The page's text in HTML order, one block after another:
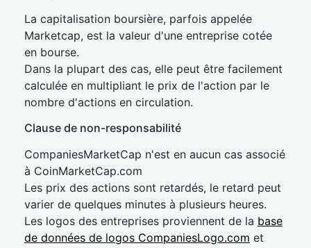
La capitalisation boursière, parfois appelée
Marketcap, est la valeur d'une entreprise cotée
en bourse.
Dans la plupart des cas, elle peut être facilement
calculée en multipliant le prix de l'action par le
nombre d'actions en circulation.
Clause de non-responsabilité
CompaniesMarketCap n'est en aucun cas associé
à CoinMarketCap.com
Les prix des actions sont retardés, le retard peut
varier de quelques minutes à plusieurs heures.
Les logos des entreprises proviennent de la base
de données de logos CompaniesLogo.com et